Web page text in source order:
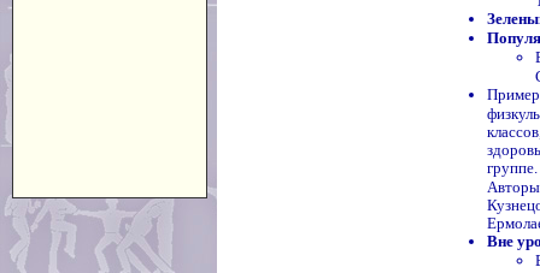
группе.
Вне